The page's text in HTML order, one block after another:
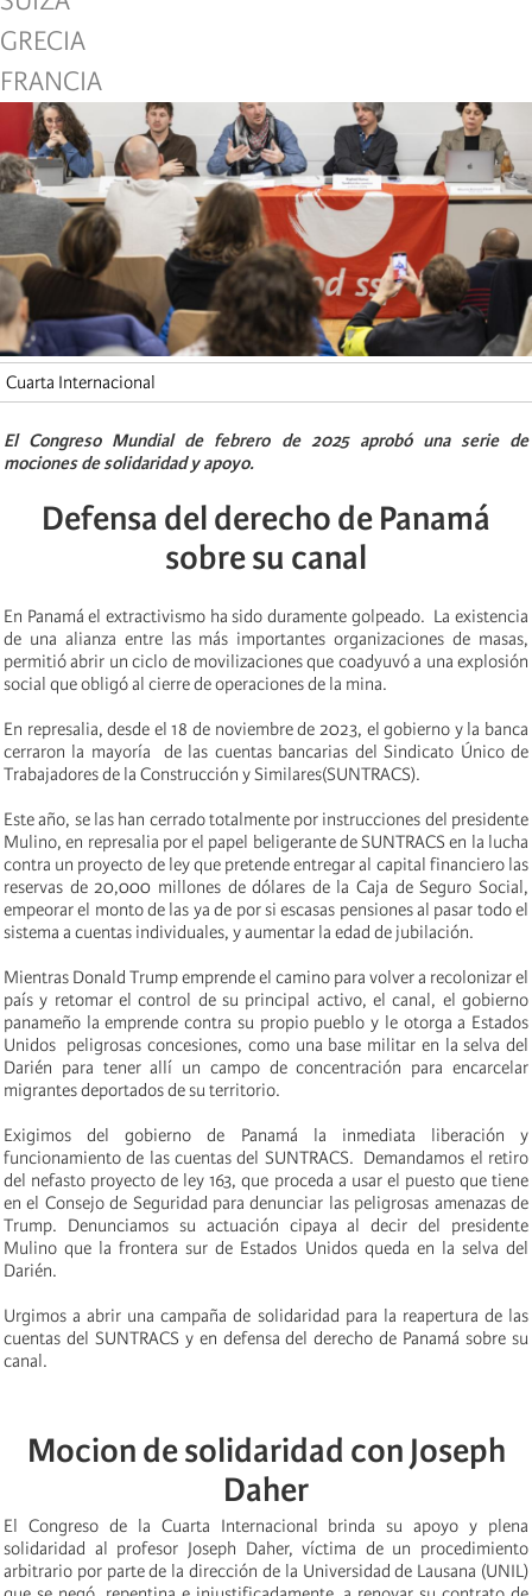
GRECIA
FRANCIA
Cuarta Internacional
El Congreso Mundial de febrero de 2025 aprobó una serie de
mociones de solidaridad y apoyo.
Defensa del derecho de Panamá
sobre su canal
En Panamá el extractivismo ha sido duramente golpeado. La existencia
de una alianza entre las más importantes organizaciones de masas,
permitió abrir un ciclo de movilizaciones que coadyuvó a una explosión
social que obligó al cierre de operaciones de la mina.
En represalia, desde el 18 de noviembre de 2023, el gobierno y la banca
cerraron la mayoría de las cuentas bancarias del Sindicato Único de
Trabajadores de la Construcción y Similares(SUNTRACS).
Este año, se las han cerrado totalmente por instrucciones del presidente
Mulino, en represalia por el papel beligerante de SUNTRACS en la lucha
contra un proyecto de ley que pretende entregar al capital financiero las
reservas de 20,000 millones de dólares de la Caja de Seguro Social,
empeorar el monto de las ya de por si escasas pensiones al pasar todo el
sistema a cuentas individuales, y aumentar la edad de jubilación.
Mientras Donald Trump emprende el camino para volver a recolonizar el
país y retomar el control de su principal activo, el canal, el gobierno
panameño la emprende contra su propio pueblo y le otorga a Estados
Unidos peligrosas concesiones, como una base militar en la selva del
Darién para tener allí un campo de concentración para encarcelar
migrantes deportados de su territorio.
Exigimos del gobierno de Panamá la inmediata liberación y
funcionamiento de las cuentas del SUNTRACS. Demandamos el retiro
del nefasto proyecto de ley 163, que proceda a usar el puesto que tiene
en el Consejo de Seguridad para denunciar las peligrosas amenazas de
Trump. Denunciamos su actuación cipaya al decir del presidente
Mulino que la frontera sur de Estados Unidos queda en la selva del
Darién.
Urgimos a abrir una campaña de solidaridad para la reapertura de las
cuentas del SUNTRACS y en defensa del derecho de Panamá sobre su
canal.
Mocion de solidaridad con Joseph
Daher
El Congreso de la Cuarta Internacional brinda su apoyo y plena
solidaridad al profesor Joseph Daher, víctima de un procedimiento
arbitrario por parte de la dirección de la Universidad de Lausana (UNIL)